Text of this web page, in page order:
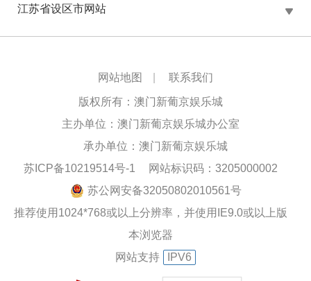
江苏省设区市网站
网站地图 联系我们
版权所有：澳门新葡京娱乐城
主办单位：澳门新葡京娱乐城办公室
承办单位：澳门新葡京娱乐城
苏ICP备10219514号-1
网站标识码：3205000002
苏公网安备32050802010561号
推荐使用1024*768或以上分辨率，并使用IE9.0或以上版
本浏览器
网站支持
IPV6